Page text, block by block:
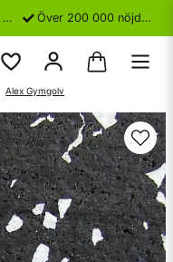
Över 200 000 nöjda kunder
Alex Gymgolv